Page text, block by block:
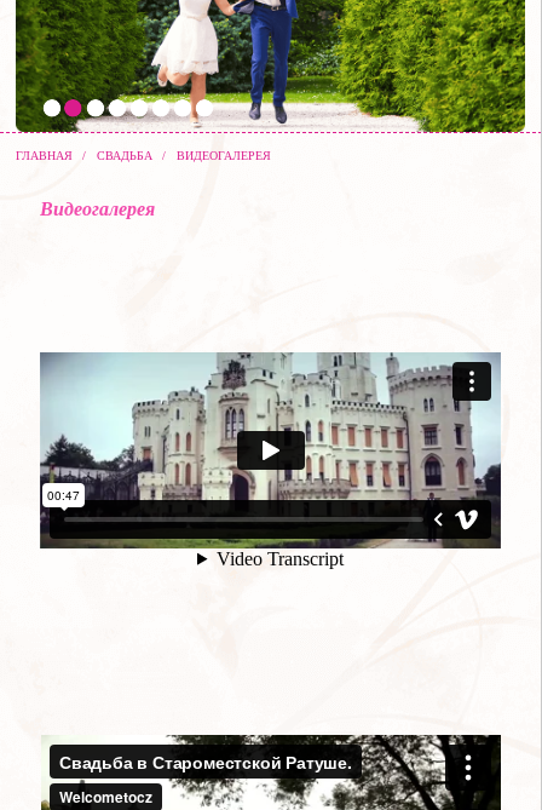
ГЛАВНАЯ / СВАДЬБА / ВИДЕОГАЛЕРЕЯ
Видеогалерея